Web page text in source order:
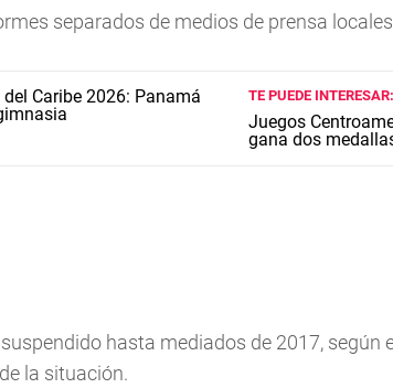
separados de medios de prensa
TE PUEDE INTERESAR:
Juegos
gana dos
hasta mediados de 2017, según
la situación.